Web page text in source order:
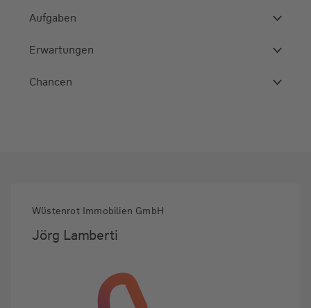
Aufgaben
Erwartungen
Chancen
Wüstenrot Immobilien GmbH
Jörg Lamberti